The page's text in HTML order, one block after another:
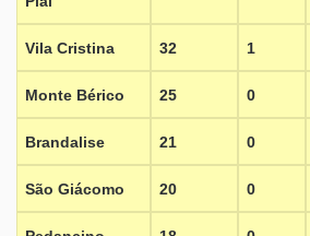
Vila Cristina 32 1
Monte Bérico 25 0
Brandalise 21 0
São Giácomo 20 0